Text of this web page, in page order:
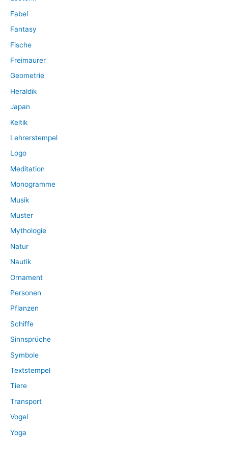
Fabel
Fantasy
Fische
Freimaurer
Geometrie
Heraldik
Japan
Keltik
Lehrerstempel
Logo
Meditation
Monogramme
Musik
Muster
Mythologie
Natur
Nautik
Ornament
Personen
Pflanzen
Schiffe
Sinnsprüche
Symbole
Textstempel
Tiere
Transport
Vogel
Yoga